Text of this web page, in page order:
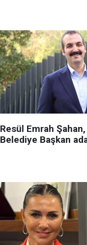
Resül Emrah
Belediye Başkan